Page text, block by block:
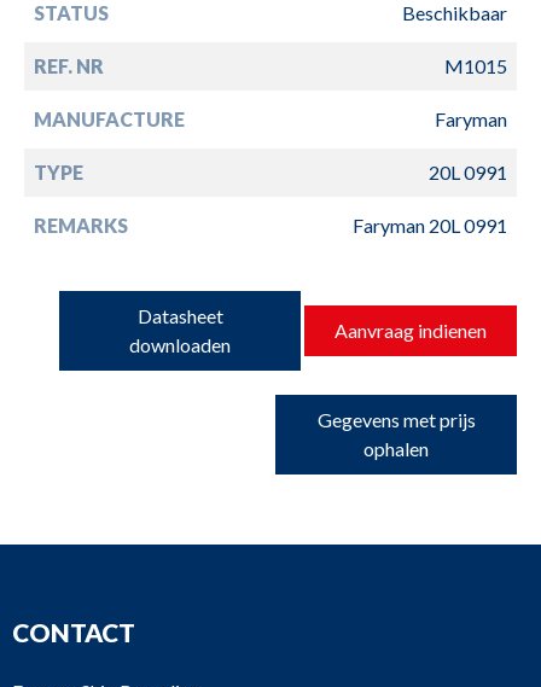
STATUS Beschikbaar
REF. NR M1015
MANUFACTURE Faryman
TYPE 20L 0991
REMARKS Faryman 20L 0991
Datasheet
downloaden
Aanvraag indienen
Gegevens met prijs
ophalen
CONTACT